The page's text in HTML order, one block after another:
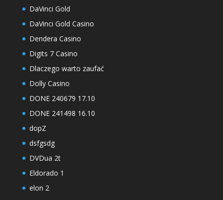
DaVinci Gold
DaVinci Gold Casino
Dendera Casino
Digits 7 Casino
Dlaczego warto zaufać
Dolly Casino
DONE 240679 17.10
DONE 241498 16.10
dopZ
dsfgsdg
DVDua 2t
Eldorado 1
elon 2